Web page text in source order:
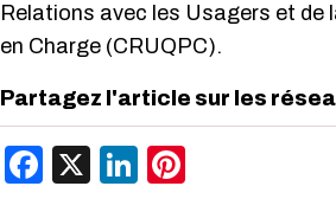
Relations avec les Usagers et de
en Charge (CRUQPC).
Partagez l'article sur les
Facebook
X LinkedIn